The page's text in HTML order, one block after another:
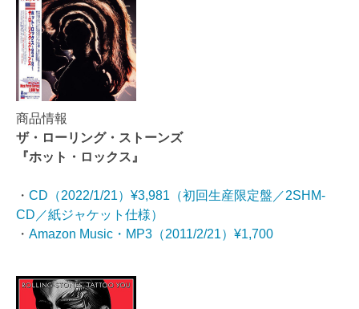
商品情報
ザ・ローリング・ストーンズ
『ホット・ロックス』
・ CD（2022/1/21）¥3,981（初回生産限定盤／2SHM-
CD／紙ジャケット仕様）
・ Amazon Music・MP3（2011/2/21）¥1,700